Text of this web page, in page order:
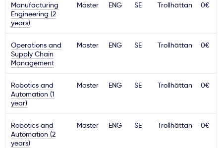
Manufacturing
Engineering (2
years)
Master ENG SE Trollhättan 0€
Operations and
Supply Chain
Management
Master ENG SE Trollhättan 0€
Robotics and
Automation (1
year)
Master ENG SE Trollhättan 0€
Robotics and
Automation (2
years)
Master ENG SE Trollhättan 0€